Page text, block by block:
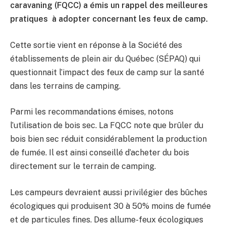
caravaning (FQCC) a émis un rappel des meilleures
pratiques à adopter concernant les feux de camp.
Cette sortie vient en réponse à la Société des
établissements de plein air du Québec (SÉPAQ) qui
questionnait l’impact des feux de camp sur la santé
dans les terrains de camping.
Parmi les recommandations émises, notons
l’utilisation de bois sec. La FQCC note que brûler du
bois bien sec réduit considérablement la production
de fumée. Il est ainsi conseillé d’acheter du bois
directement sur le terrain de camping.
Les campeurs devraient aussi privilégier des bûches
écologiques qui produisent 30 à 50% moins de fumée
et de particules fines. Des allume-feux écologiques